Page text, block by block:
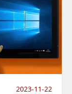
2023-11-22